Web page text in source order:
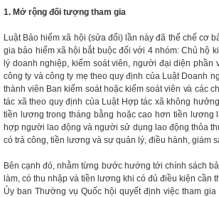
1. Mở rộng đối tượng tham gia
Luật Bảo hiểm xã hội (sửa đổi) lần này đã thể chế cơ
gia bảo hiểm xã hội bắt buộc đối với 4 nhóm: Chủ hộ
lý doanh nghiệp, kiểm soát viên, người đại diện
công ty và công ty mẹ theo quy định của Luật Doanh
thành viên Ban kiểm soát hoặc kiểm soát viên và các
tác xã theo quy định của Luật Hợp tác xã không
tiền lương trong tháng bằng hoặc cao hơn tiền lương
hợp người lao động và người sử dụng lao động thỏa
có trả công, tiền lương và sự quản lý, điều hành, giám
Bên cạnh đó, nhằm từng bước hướng tới chính sách
làm, có thu nhập và tiền lương khi có đủ điều kiện cần
Ủy ban Thường vụ Quốc hội quyết định việc tham